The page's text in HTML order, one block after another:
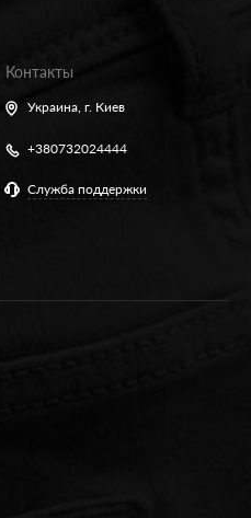
Контакты
Украина, г. Киев
+380732024444
Служба поддержки